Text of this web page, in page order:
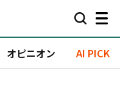
オピニオン AI PICK